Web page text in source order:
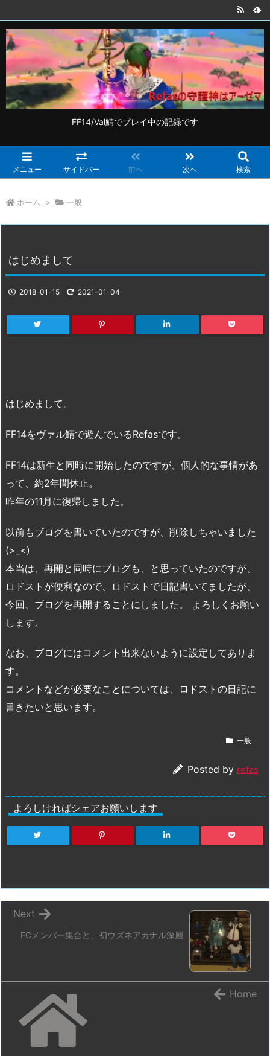
FF14/Val鯖でプレイ中の記録です
メニュー サイドバー 前へ 次へ 検索
ホーム > 一般
はじめまして
2018-01-15 2021-01-04
はじめまして。
FF14をヴァル鯖で遊んでいるRefasです。
FF14は新生と同時に開始したのですが、個人的な事情があ
って、約2年間休止。
昨年の11月に復帰しました。
以前もブログを書いていたのですが、削除しちゃいました
(>_<)
本当は、再開と同時にブログも、と思っていたのですが、
ロドストが便利なので、ロドストで日記書いてましたが、
今回、ブログを再開することにしました。 よろしくお願い
します。
なお、ブログにはコメント出来ないように設定してありま
す。
コメントなどが必要なことについては、ロドストの日記に
書きたいと思います。
一般
Posted by refas
よろしければシェアお願いします
FCメンバー集合と、初ウズネアカナル深層
Next
Home